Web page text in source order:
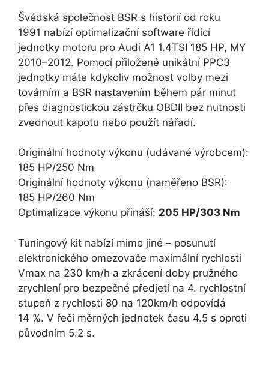
Švédská společnost BSR s historií od roku
1991 nabízí optimalizační software řídící
jednotky motoru pro Audi A1 1.4TSI 185 HP, MY
2010–2012. Pomocí přiložené unikátní PPC3
jednotky máte kdykoliv možnost volby mezi
továrním a BSR nastavením během pár minut
přes diagnostickou zástrčku OBDII bez nutnosti
zvednout kapotu nebo použít nářadí.
Originální hodnoty výkonu (udávané výrobcem):
185 HP/250 Nm
Originální hodnoty výkonu (naměřeno BSR):
185 HP/260 Nm
Optimalizace výkonu přináší: 205 HP/303 Nm
Tuningový kit nabízí mimo jiné – posunutí
elektronického omezovače maximální rychlosti
Vmax na 230 km/h a zkrácení doby pružného
zrychlení pro bezpečné předjetí na 4. rychlostní
stupeň z rychlosti 80 na 120km/h odpovídá
14 %. V řeči měrných jednotek času 4.5 s oproti
původním 5.2 s.